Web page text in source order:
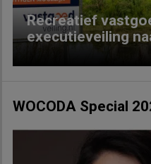
Recreatief
executieveiling
WOCODA Special